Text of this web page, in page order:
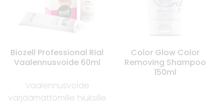
Biozell Professional Rial
Vaalennusvoide 60ml
Vaalennusvoide
värjäämättömille hiuksille
Color Glow Color
Removing Shampoo
150ml